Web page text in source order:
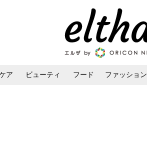
ア ビューティ フード ファッション